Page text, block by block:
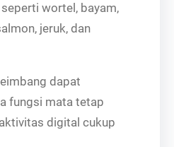
wortel, bayam,
jeruk, dan
dapat
fungsi mata tetap
digital cukup